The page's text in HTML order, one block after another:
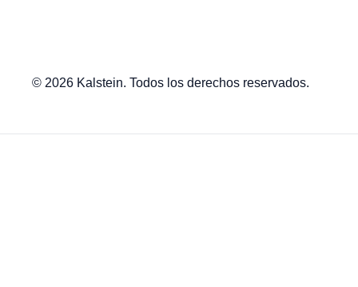
© 2026 Kalstein. Todos los derechos reservados.